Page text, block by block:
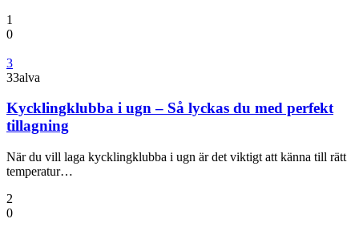
1
0
3
33alva
Kycklingklubba i ugn – Så lyckas du med perfekt
tillagning
När du vill laga kycklingklubba i ugn är det viktigt att känna till rätt
temperatur…
2
0